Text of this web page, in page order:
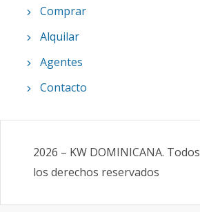
Comprar
Alquilar
Agentes
Contacto
2026 – KW DOMINICANA. Todos
los derechos reservados